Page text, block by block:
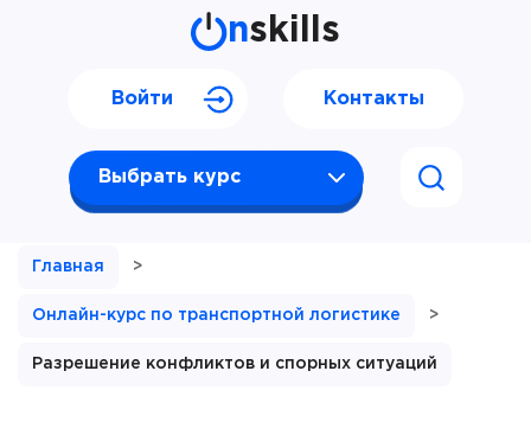
nskills
Выбрать курс
Войти Контакты
Главная >
Онлайн-курс по транспортной логистике >
Разрешение конфликтов и спорных ситуаций